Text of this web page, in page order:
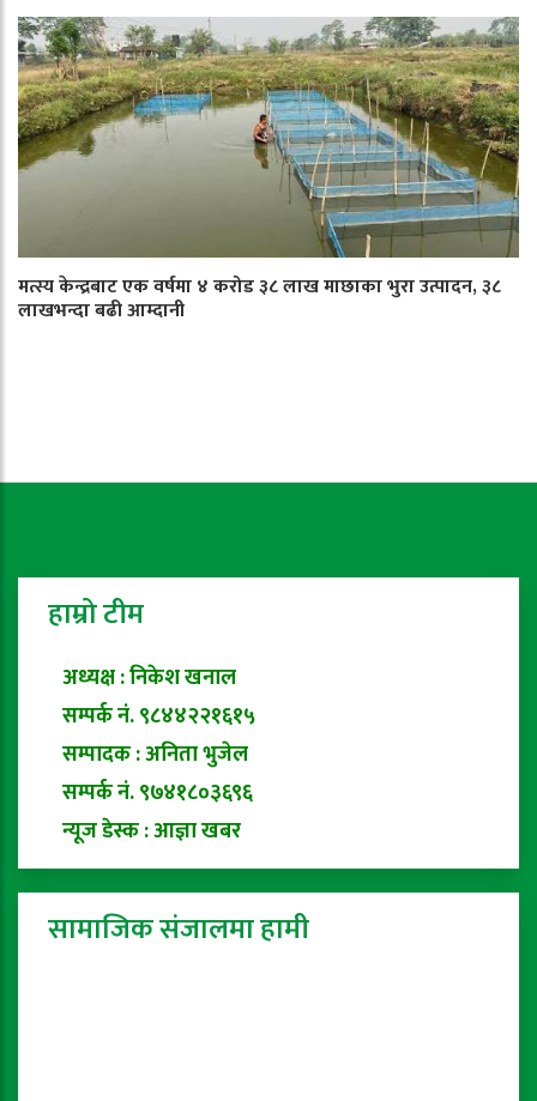
मत्स्य केन्द्रबाट एक वर्षमा ४ करोड ३८ लाख माछाका भुरा उत्पादन, ३८
लाखभन्दा बढी आम्दानी
हाम्रो टीम
अध्यक्ष : निकेश खनाल
सम्पर्क नं. ९८४४२२१६१५
सम्पादक : अनिता भुजेल
सम्पर्क नं. ९७४१८०३६९६
न्यूज डेस्क : आज्ञा खबर
सामाजिक संजालमा हामी